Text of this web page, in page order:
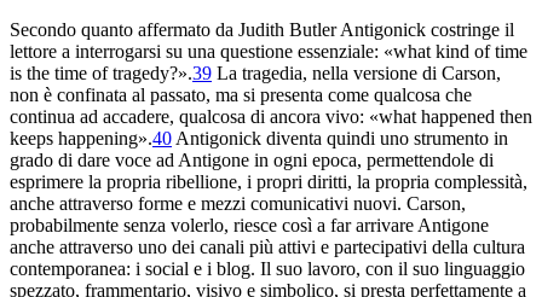
Secondo quanto affermato da Judith ButlerAntigonick costringe il
lettore a interrogarsi su una questione essenziale: «what kind of time
is the time of tragedy?».39 La tragedia, nella versione di Carson,
non è confinata al passato, ma si presenta come qualcosa che
continua ad accadere, qualcosa di ancora vivo: «what happened then
keeps happening».40 Antigonick diventa quindi uno strumento in
grado di dare voce ad Antigone in ogni epoca, permettendole di
esprimere la propria ribellione, i propri diritti, la propria complessità,
anche attraverso forme e mezzi comunicativi nuovi. Carson,
probabilmente senza volerlo, riesce così a far arrivare Antigone
anche attraverso uno dei canali più attivi e partecipativi della cultura
contemporanea: i social e i blog. Il suo lavoro, con il suo linguaggio
spezzato, frammentario, visivo e simbolico, si presta perfettamente a